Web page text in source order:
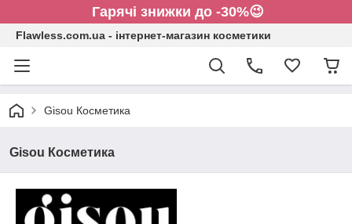
Гарячі знижки до -30%😉
Flawless.com.ua - інтернет-магазин косметики
Gisou Косметика
Gisou Косметика